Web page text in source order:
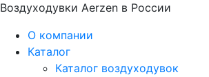
Воздуходувки Aerzen в России
О компании
Каталог
Каталог воздуходувок